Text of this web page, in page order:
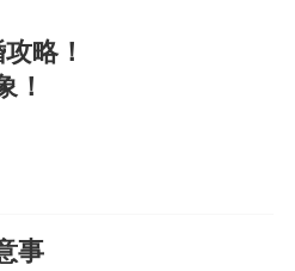
略！
！
事